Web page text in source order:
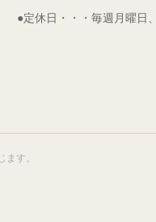
●定休日・・・毎週月曜日
す。